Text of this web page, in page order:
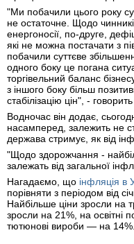
"Ми побачили цього року
не остаточне. Щодо
енергоносії, по-друге,
які не можна постачати з
побачили суттєве
одного боку це погана
торгівельний баланс
з іншого боку більш
стабілізацію цін", -
Водночас він додає,
насамперед, залежить не
держава стримує, як від
"Щодо здорожчання -
залежать від загальної
Нагадаємо, що інфляція в
порівняти з періодом від
Найбільше ціни зросли на
зросли на 21%, на освітні
тютюнові вироби — на 14%.